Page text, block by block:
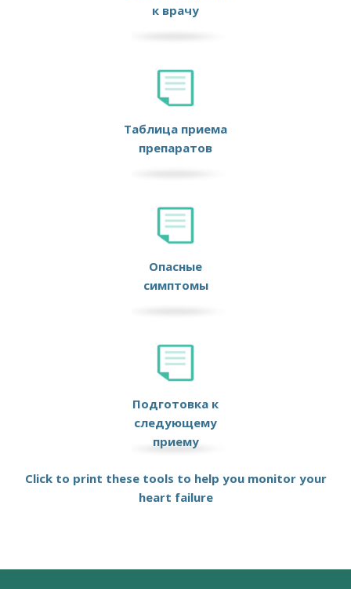
к врачу
Таблица приема
препаратов
Опасные
симптомы
Подготовка к
следующему
приему
Click to print these tools to help you monitor your
heart failure